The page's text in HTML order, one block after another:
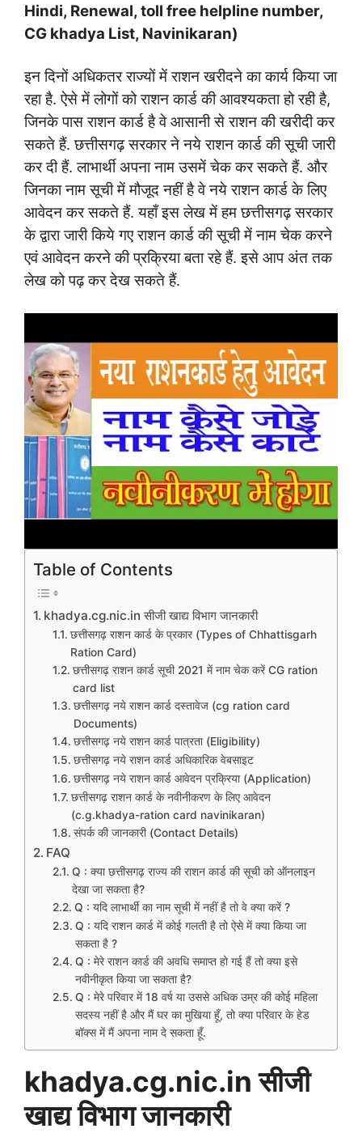
Hindi, Renewal, toll free helpline number,
CG khadya List, Navinikaran)
इन दिनों अधिकतर राज्यों में राशन खरीदने का कार्य किया जा
रहा है. ऐसे में लोगों को राशन कार्ड की आवश्यकता हो रही है,
जिनके पास राशन कार्ड है वे आसानी से राशन की खरीदी कर
सकते हैं. छत्तीसगढ़ सरकार ने नये राशन कार्ड की सूची जारी
कर दी हैं. लाभार्थी अपना नाम उसमें चेक कर सकते हैं. और
जिनका नाम सूची में मौजूद नहीं है वे नये राशन कार्ड के लिए
आवेदन कर सकते हैं. यहाँ इस लेख में हम छत्तीसगढ़ सरकार
के द्वारा जारी किये गए राशन कार्ड की सूची में नाम चेक करने
एवं आवेदन करने की प्रक्रिया बता रहे हैं. इसे आप अंत तक
लेख को पढ़ कर देख सकते हैं.
Table of Contents
khadya.cg.nic.in सीजी खाद्य विभाग जानकारी
छत्तीसगढ़ राशन कार्ड के प्रकार (Types of Chhattisgarh
Ration Card)
छत्तीसगढ़ राशन कार्ड सूची 2021 में नाम चेक करें CG ration
card list
छत्तीसगढ़ नये राशन कार्ड दस्तावेज (cg ration card
Documents)
छत्तीसगढ़ नये राशन कार्ड पात्रता (Eligibility)
छत्तीसगढ़ नये राशन कार्ड अधिकारिक वेबसाइट
छत्तीसगढ़ नये राशन कार्ड आवेदन प्रक्रिया (Application)
छत्तीसगढ़ राशन कार्ड के नवीनीकरण के लिए आवेदन
(c.g.khadya-ration card navinikaran)
संपर्क की जानकारी (Contact Details)
FAQ
Q : क्या छत्तीसगढ़ राज्य की राशन कार्ड की सूची को ऑनलाइन
देखा जा सकता है?
Q : यदि लाभार्थी का नाम सूची में नहीं है तो वे क्या करें ?
Q : यदि राशन कार्ड में कोई गलती है तो ऐसे में क्या किया जा
सकता है ?
Q : मेरे राशन कार्ड की अवधि समाप्त हो गई हैं तो क्या इसे
नवीनीकृत किया जा सकता है?
Q : मेरे परिवार में 18 वर्ष या उससे अधिक उम्र की कोई महिला
सदस्य नहीं है और मैं घर का मुखिया हूँ, तो क्या परिवार के हेड
बॉक्स में मैं अपना नाम दे सकता हूँ.
khadya.cg.nic.in सीजी
खाद्य विभाग जानकारी